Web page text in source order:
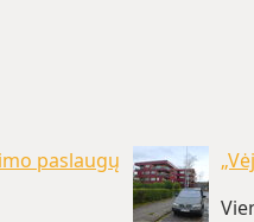
paslaugų